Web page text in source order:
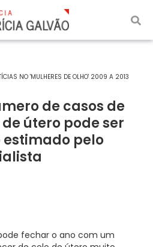
NO 'MULHERES DE OLHO' 2009 A 2013
de casos de
útero pode ser
estimado pelo
fechar o ano com um